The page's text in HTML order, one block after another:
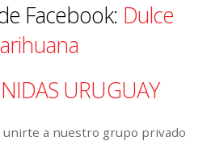
Facebook: Dulce
URUGUAY
a nuestro grupo privado